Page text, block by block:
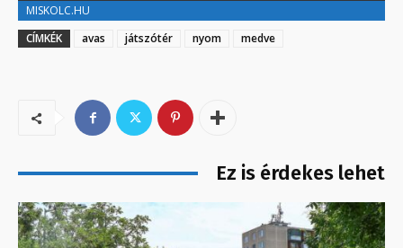
MISKOLC.HU
CÍMKÉK
avas játszótér nyom medve
Ez is érdekes lehet